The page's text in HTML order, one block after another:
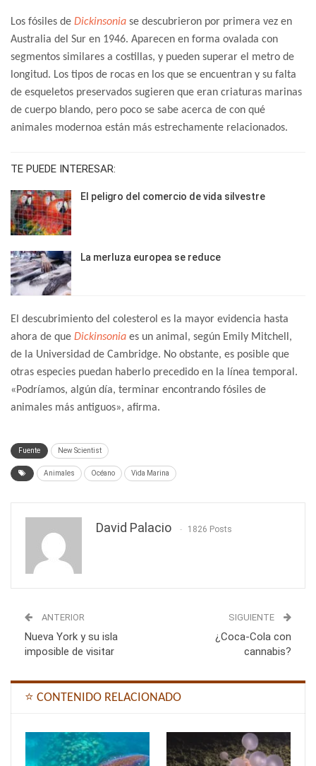
Los fósiles de Dickinsonia se descubrieron por primera vez en
Australia del Sur en 1946. Aparecen en forma ovalada con
segmentos similares a costillas, y pueden superar el metro de
longitud. Los tipos de rocas en los que se encuentran y su falta
de esqueletos preservados sugieren que eran criaturas marinas
de cuerpo blando, pero poco se sabe acerca de con qué
animales modernoa están más estrechamente relacionados.
TE PUEDE INTERESAR:
El peligro del comercio de vida silvestre
La merluza europea se reduce
El descubrimiento del colesterol es la mayor evidencia hasta
ahora de que Dickinsonia es un animal, según Emily Mitchell,
de la Universidad de Cambridge. No obstante, es posible que
otras especies puedan haberlo precedido en la línea temporal.
«Podríamos, algún día, terminar encontrando fósiles de
animales más antiguos», afirma.
Fuente New Scientist
Animales Océano Vida Marina
David Palacio 1826 Posts
ANTERIOR
Nueva York y su isla
imposible de visitar
SIGUIENTE
¿Coca-Cola con
cannabis?
⭐ CONTENIDO RELACIONADO